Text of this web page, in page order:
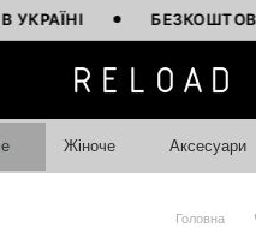
БЕЗКОШТОВНА
Жіноче Аксесуари
Головна